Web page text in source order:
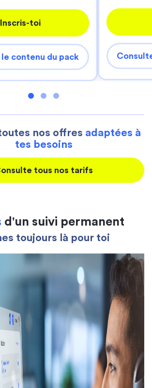
Inscris-toi
contenu du pack
nos offres adaptées à
tes besoins
tous nos tarifs
d'un suivi permanent
toujours là pour toi